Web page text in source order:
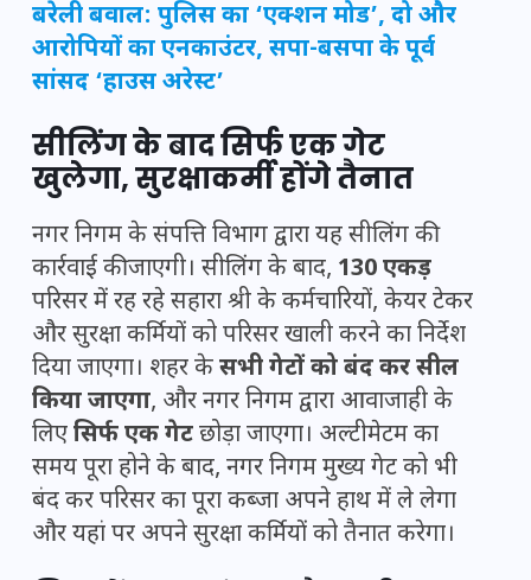
बरेली बवाल: पुलिस का ‘एक्शन मोड’, दो और
आरोपियों का एनकाउंटर, सपा-बसपा के पूर्व
सांसद ‘हाउस अरेस्ट’
सीलिंग के बाद सिर्फ एक गेट
खुलेगा, सुरक्षाकर्मी होंगे तैनात
नगर निगम के संपत्ति विभाग द्वारा यह सीलिंग की
कार्रवाई की जाएगी। सीलिंग के बाद, 130 एकड़
परिसर में रह रहे सहारा श्री के कर्मचारियों, केयर टेकर
और सुरक्षा कर्मियों को परिसर खाली करने का निर्देश
दिया जाएगा। शहर केसभी गेटों को बंद कर सील
किया जाएगा, और नगर निगम द्वारा आवाजाही के
लिएसिर्फ एक गेटछोड़ा जाएगा। अल्टीमेटम का
समय पूरा होने के बाद, नगर निगम मुख्य गेट को भी
बंद कर परिसर का पूरा कब्जा अपने हाथ में ले लेगा
और यहां पर अपने सुरक्षा कर्मियों को तैनात करेगा।